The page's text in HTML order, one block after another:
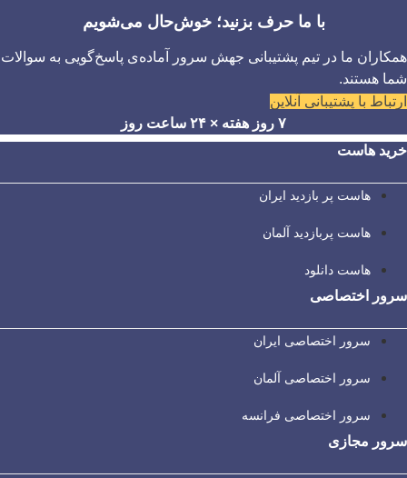
با ما حرف بزنید؛ خوش‌حال می‌شویم
همکاران ما در تیم پشتیبانی جهش سرور آماده‌ی پاسخ‌گویی به سوالات
شما هستند.
ارتباط با پشتیبانی آنلاین
۷ روز هفته × ۲۴ ساعت روز
خرید هاست
هاست پر بازدید ایران
هاست پربازدید آلمان
هاست دانلود
سرور اختصاصی
سرور اختصاصی ایران
سرور اختصاصی آلمان
سرور اختصاصی فرانسه
سرور مجازی